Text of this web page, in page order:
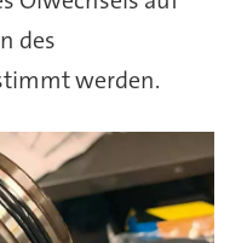
des
werden.